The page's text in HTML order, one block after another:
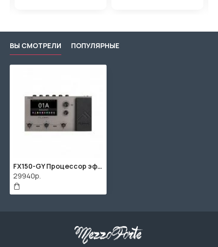
ВЫ СМОТРЕЛИ ПОПУЛЯРНЫЕ
FX150-GY Процессор эффектов (stardust gray) серый, Flamma
29940р.